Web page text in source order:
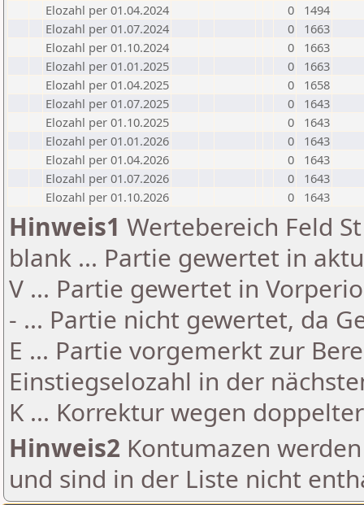
Elozahl per 01.04.2024
0
1494
Elozahl per 01.07.2024
0
1663
Elozahl per 01.10.2024
0
1663
Elozahl per 01.01.2025
0
1663
Elozahl per 01.04.2025
0
1658
Elozahl per 01.07.2025
0
1643
Elozahl per 01.10.2025
0
1643
Elozahl per 01.01.2026
0
1643
Elozahl per 01.04.2026
0
1643
Elozahl per 01.07.2026
0
1643
Elozahl per 01.10.2026
0 1643
Hinweis1 Wertebereich Feld
blank ... Partie gewertet in
V ... Partie gewertet in
- ... Partie nicht gewertet, da
E ... Partie vorgemerkt zur
Einstiegselozahl in der
K ... Korrektur wegen
Hinweis2 Kontumazen
und sind in der Liste nicht